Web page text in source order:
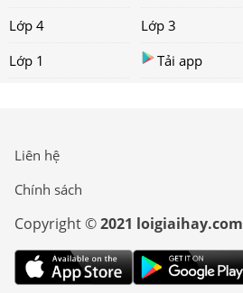
Lớp 4
Lớp 3
Lớp 1
Tải app
Liên hệ
Chính sách
Copyright ©2021 loigiaihay.com